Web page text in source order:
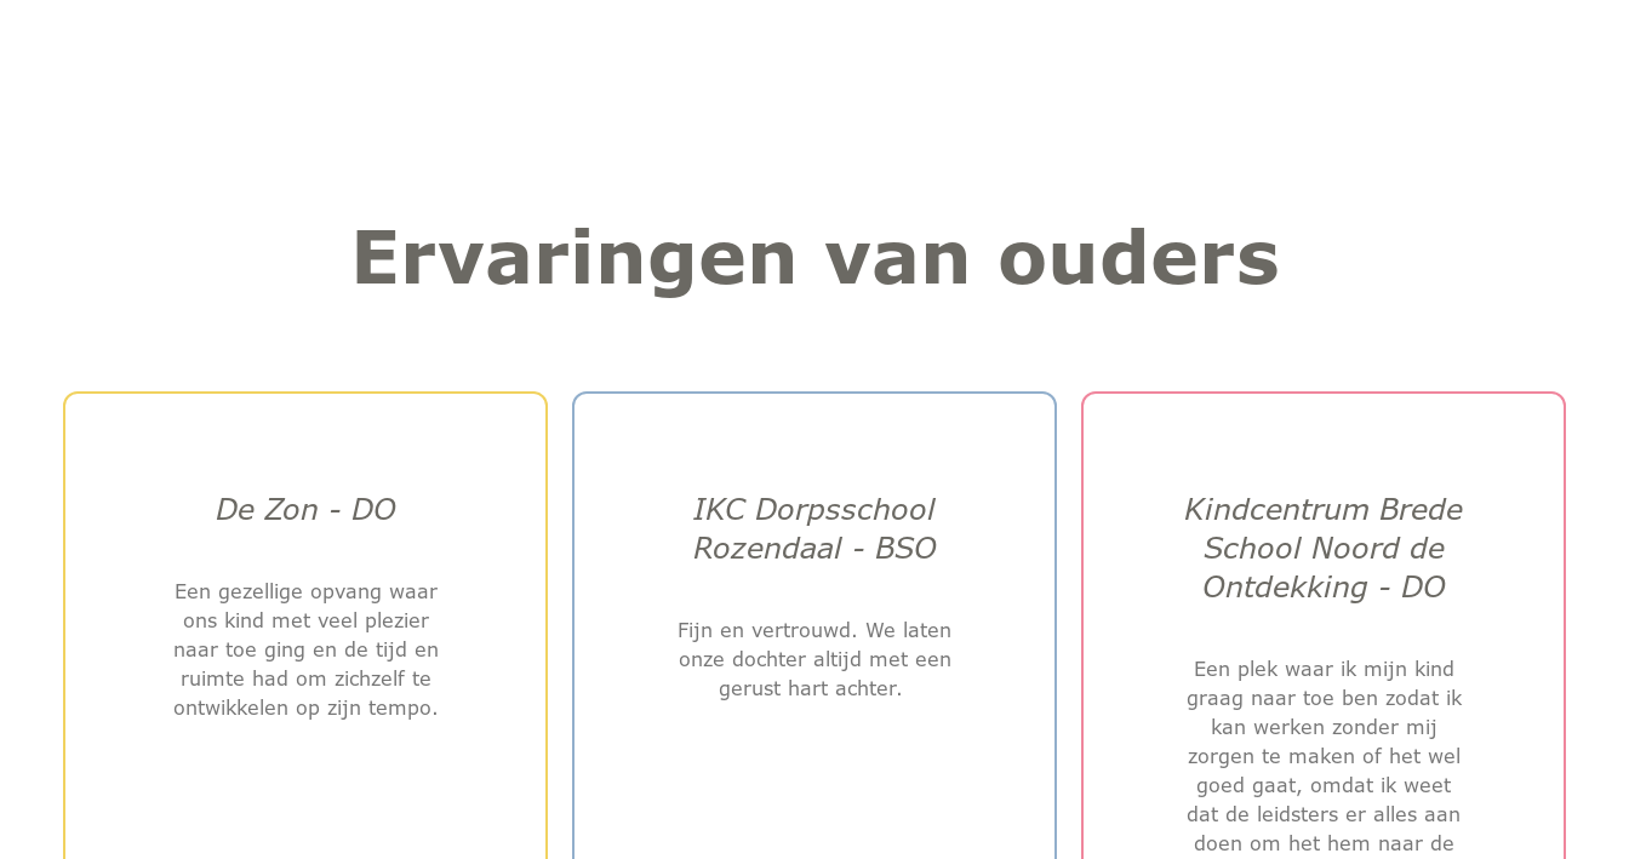
Ervaringen van ouders
De Zon - DO
Een gezellige opvang waar
ons kind met veel plezier
naar toe ging en de tijd en
ruimte had om zichzelf te
ontwikkelen op zijn tempo.
IKC Dorpsschool
Rozendaal - BSO
Fijn en vertrouwd. We laten
onze dochter altijd met een
gerust hart achter.
Kindcentrum Brede
School Noord de
Ontdekking - DO
Een plek waar ik mijn kind
graag naar toe ben zodat ik
kan werken zonder mij
zorgen te maken of het wel
goed gaat, omdat ik weet
dat de leidsters er alles aan
doen om het hem naar de